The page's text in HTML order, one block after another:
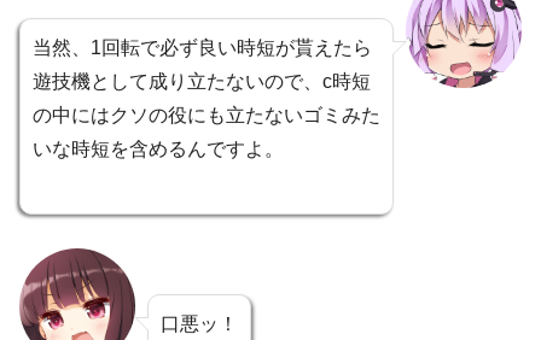
当然、1回転で必ず良い時短が貰えたら
遊技機として成り立たないので、c時短
の中にはクソの役にも立たないゴミみた
いな時短を含めるんですよ。
口悪ッ！